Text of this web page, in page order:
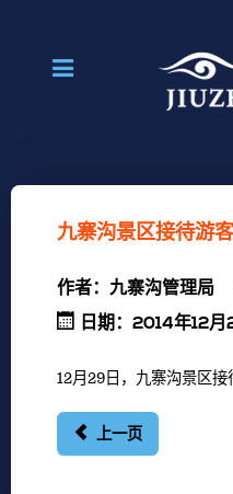
九寨沟景区接待游
作者： 九寨沟管理局
日期：2014年12月
12月29日，九寨沟景区接
上一页